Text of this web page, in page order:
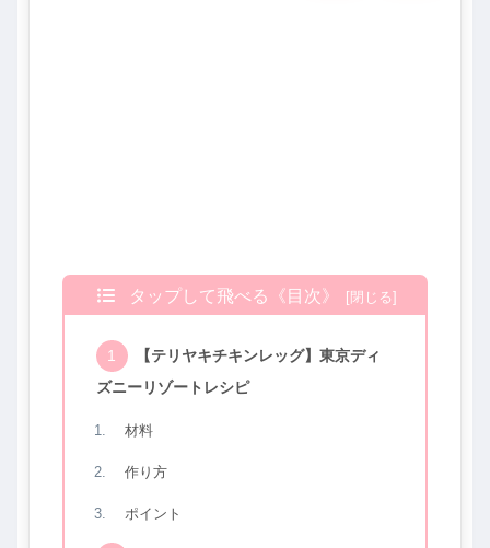
タップして飛べる《目次》
【テリヤキチキンレッグ】東京ディ
ズニーリゾートレシピ
材料
作り方
ポイント